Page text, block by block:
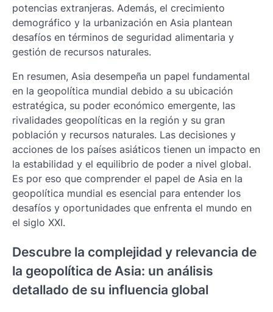
potencias extranjeras. Además, el crecimiento
demográfico y la urbanización en Asia plantean
desafíos en términos de seguridad alimentaria y
gestión de recursos naturales.
En resumen, Asia desempeña un papel fundamental
en la geopolítica mundial debido a su ubicación
estratégica, su poder económico emergente, las
rivalidades geopolíticas en la región y su gran
población y recursos naturales. Las decisiones y
acciones de los países asiáticos tienen un impacto en
la estabilidad y el equilibrio de poder a nivel global.
Es por eso que comprender el papel de Asia en la
geopolítica mundial es esencial para entender los
desafíos y oportunidades que enfrenta el mundo en
el siglo XXI.
Descubre la complejidad y relevancia de
la geopolítica de Asia: un análisis
detallado de su influencia global